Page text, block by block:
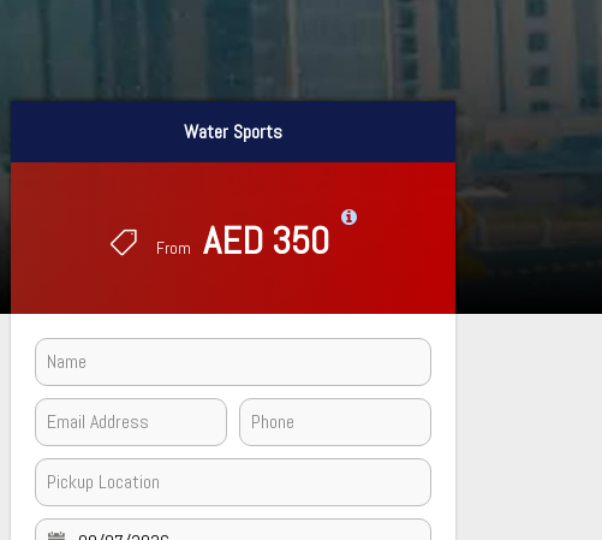
Water Sports
From AED 350
Water Sports
From AED 350